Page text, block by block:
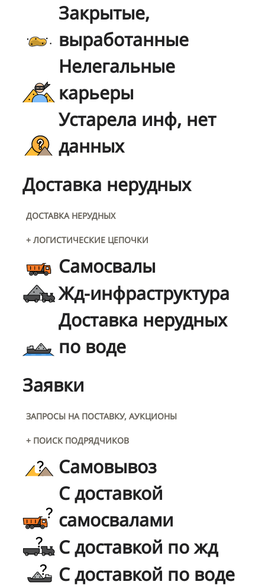
Закрытые,
выработанные
Нелегальные
карьеры
Устарела инф, нет
данных
Доставка нерудных
ДОСТАВКА НЕРУДНЫХ
+ ЛОГИСТИЧЕСКИЕ ЦЕПОЧКИ
Самосвалы
Жд-инфраструктура
Доставка нерудных
по воде
Заявки
ЗАПРОСЫ НА ПОСТАВКУ, АУКЦИОНЫ
+ ПОИСК ПОДРЯДЧИКОВ
Самовывоз
С доставкой
самосвалами
С доставкой по жд
С доставкой по воде